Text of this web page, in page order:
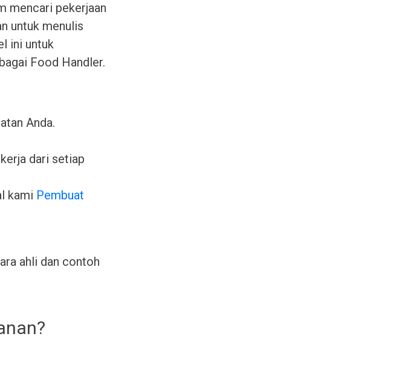
mencari pekerjaan
untuk menulis
ini untuk
Food Handler.
Anda.
dari setiap
kami Pembuat
ahli dan contoh